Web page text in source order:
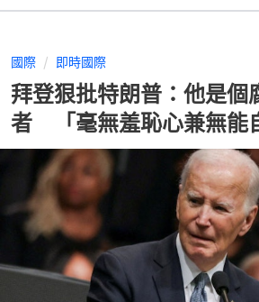
國際 即時國際
拜登狠批特朗普：他是個
者 「毫無羞恥心兼無能